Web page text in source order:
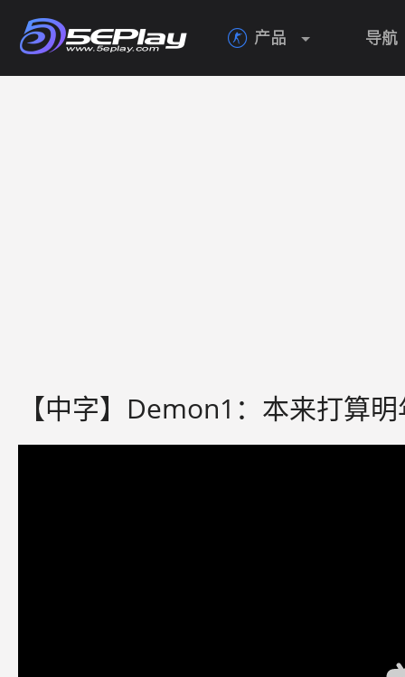
 产品 导航
【中字】Demon1：本来打算